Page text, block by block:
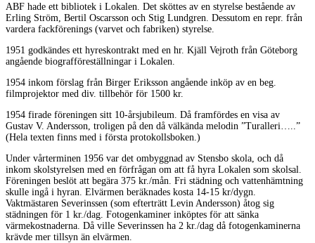
ABF hade ett bibliotek i Lokalen. Det sköttes av en styrelse bestående av
Erling Ström, Bertil Oscarsson och Stig Lundgren. Dessutom en repr. från
vardera fackförenings (varvet och fabriken) styrelse.
1951 godkändes ett hyreskontrakt med en hr. Kjäll Vejroth från Göteborg
angående biografföreställningar i Lokalen.
1954 inkom förslag från Birger Eriksson angående inköp av en beg.
filmprojektor med div. tillbehör för 1500 kr.
1954 firade föreningen sitt 10-årsjubileum. Då framfördes en visa av
Gustav V. Andersson, troligen på den då välkända melodin ”Turalleri…..”
(Hela texten finns med i första protokollsboken.)
Under vårterminen 1956 var det ombyggnad av Stensbo skola, och då
inkom skolstyrelsen med en förfrågan om att få hyra Lokalen som skolsal.
Föreningen beslöt att begära 375 kr./mån. Fri städning och vattenhämtning
skulle ingå i hyran. Elvärmen beräknades kosta 14-15 kr/dygn.
Vaktmästaren Severinssen (som efterträtt Levin Andersson) åtog sig
städningen för 1 kr./dag. Fotogenkaminer inköptes för att sänka
värmekostnaderna. Då ville Severinssen ha 2 kr./dag då fotogenkaminerna
krävde mer tillsyn än elvärmen.